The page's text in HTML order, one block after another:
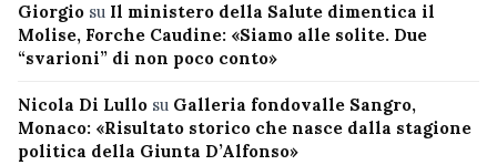
Giorgio su Il ministero della Salute dimentica il
Molise, Forche Caudine: «Siamo alle solite. Due
“svarioni” di non poco conto»
Nicola Di Lullo su Galleria fondovalle Sangro,
Monaco: «Risultato storico che nasce dalla stagione
politica della Giunta D’Alfonso»